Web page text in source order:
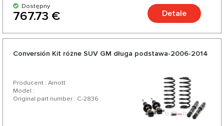
Dostępny
767.73 € Detale
Conversión Kit różne SUV GM długa podstawa-2006-2014
Producent : Arnott
Model :
Original part number : C-2836